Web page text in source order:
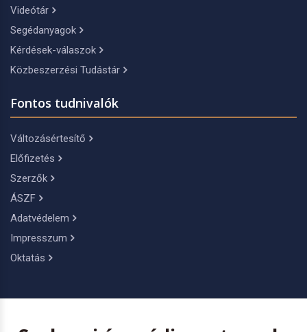
Videótár
Segédanyagok
Kérdések-válaszok
Közbeszerzési Tudástár
Fontos tudnivalók
Változásértesítő
Előfizetés
Szerzők
ÁSZF
Adatvédelem
Impresszum
Oktatás